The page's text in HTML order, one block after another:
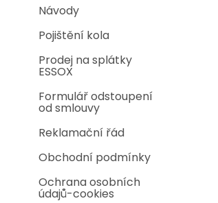
Návody
Pojištění kola
Prodej na splátky
ESSOX
Formulář odstoupení
od smlouvy
Reklamační řád
Obchodní podmínky
Ochrana osobních
údajů-cookies